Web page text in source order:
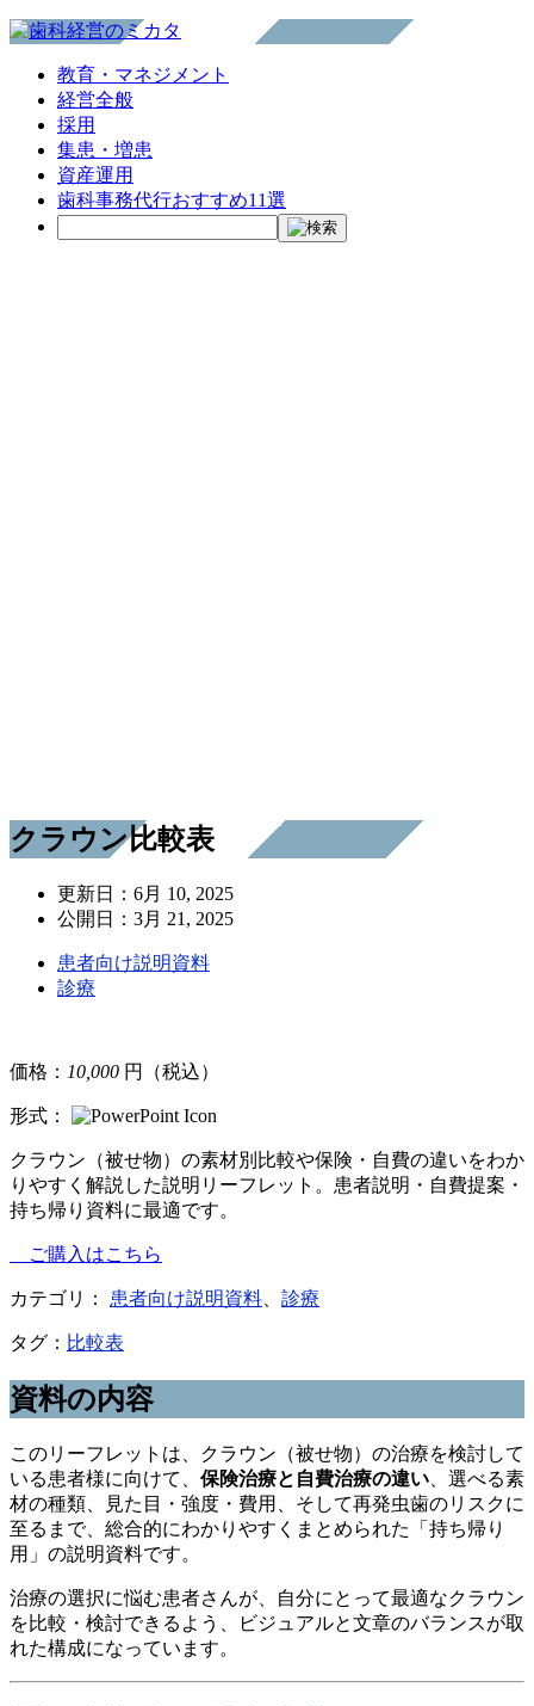
教育・マネジメント
経営全般
採用
集患・増患
資産運用
歯科事務代行おすすめ11選
クラウン比較表
更新日： 6月 10, 2025
公開日： 3月 21, 2025
患者向け説明資料
診療
価格： 10,000 円（税込）
形式：
クラウン（被せ物）の素材別比較や保険・自費の違いをわか
りやすく解説した説明リーフレット。患者説明・自費提案・
持ち帰り資料に最適です。
ご購入はこちら
カテゴリ： 患者向け説明資料 診療
タグ： 比較表
資料の内容
このリーフレットは、クラウン（被せ物）の治療を検討して
いる患者様に向けて、 保険治療と自費治療の違い 、選べる素
材の種類、見た目・強度・費用、そして再発虫歯のリスクに
至るまで、総合的にわかりやすくまとめられた「持ち帰り
用」の説明資料です。
治療の選択に悩む患者さんが、自分にとって最適なクラウン
を比較・検討できるよう、ビジュアルと文章のバランスが取
れた構成になっています。